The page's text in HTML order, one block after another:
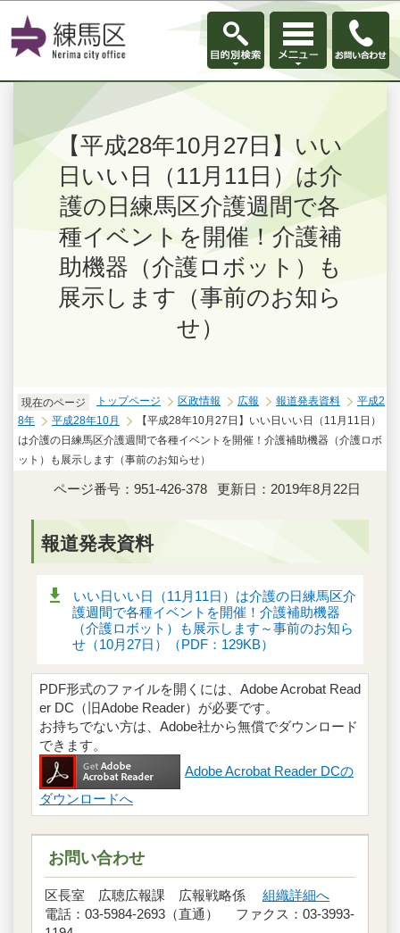
このページの本文へ移動
【平成28年10月27日】いい
日いい日（11月11日）は介
護の日練馬区介護週間で各
種イベントを開催！介護補
助機器（介護ロボット）も
展示します（事前のお知ら
せ）
現在のページ トップページ 区政情報 広報 報道発表資料
平成2
8年
平成28年10月
【平成28年10月27日】いい日いい日（11月11日）
は介護の日練馬区介護週間で各種イベントを開催！介護補助機器（介護ロボ
ット）も展示します（事前のお知らせ）
ページ番号：951-426-378 更新日：2019年8月22日
報道発表資料
いい日いい日（11月11日）は介護の日練馬区介
護週間で各種イベントを開催！介護補助機器
（介護ロボット）も展示します～事前のお知ら
せ（10月27日）（PDF：129KB）
PDF形式のファイルを開くには、Adobe Acrobat Read
er DC（旧Adobe Reader）が必要です。
お持ちでない方は、Adobe社から無償でダウンロード
できます。
Adobe Acrobat Reader DCの
ダウンロードへ
お問い合わせ
区長室 広聴広報課 広報戦略係 組織詳細へ
電話：03-5984-2693（直通） ファクス：03-3993-